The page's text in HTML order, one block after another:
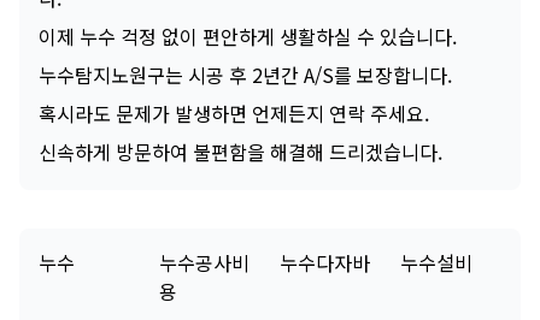
이제 누수 걱정 없이 편안하게 생활하실 수 있습니다.
누수탐지노원구는 시공 후 2년간 A/S를 보장합니다.
혹시라도 문제가 발생하면 언제든지 연락 주세요.
신속하게 방문하여 불편함을 해결해 드리겠습니다.
누수
누수공사비
용
누수다자바 누수설비